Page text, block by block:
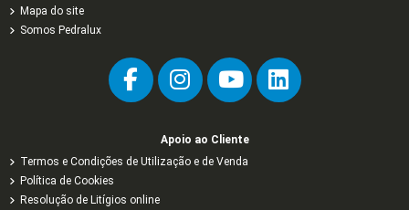
Mapa do site
Somos Pedralux
Apoio ao Cliente
Termos e Condições de Utilização e de Venda
Política de Cookies
Resolução de Litígios online